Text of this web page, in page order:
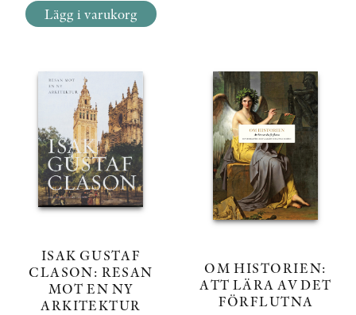
Lägg i varukorg
ISAK GUSTAF
CLASON: RESAN
MOT EN NY
ARKITEKTUR
OM HISTORIEN:
ATT LÄRA AV DET
FÖRFLUTNA